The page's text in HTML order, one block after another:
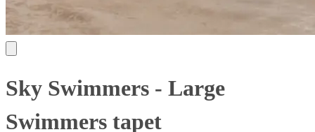
Sky Swimmers - Large
Swimmers tapet